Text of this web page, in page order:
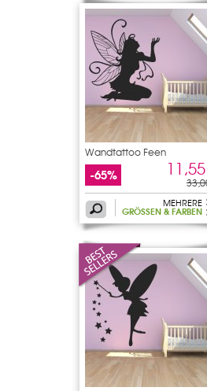
Wandtattoo Feen
-65%
MEHRERE
GRÖSSEN & FARBEN